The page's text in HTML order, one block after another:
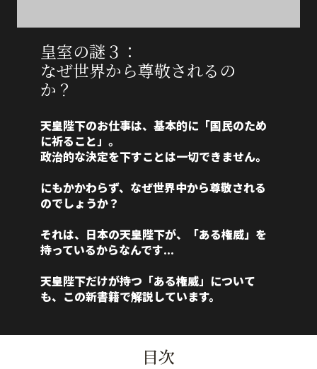
皇室の謎３：
なぜ世界から尊敬されるの
か？
天皇陛下のお仕事は、基本的に「国民のため
に祈ること」。
政治的な決定を下すことは一切できません。
にもかかわらず、なぜ世界中から尊敬される
のでしょうか？
それは、日本の天皇陛下が、「ある権威」を
持っているからなんです...
天皇陛下だけが持つ「ある権威」について
も、この新書籍で解説しています。
目次